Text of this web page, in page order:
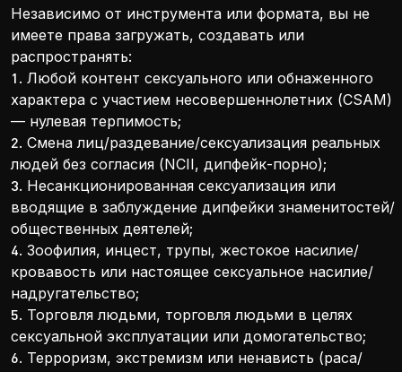
Независимо от инструмента или формата, вы не
имеете права загружать, создавать или
распространять:
1. Любой контент сексуального или обнаженного
характера с участием несовершеннолетних (CSAM)
— нулевая терпимость;
2. Смена лиц/раздевание/сексуализация реальных
людей без согласия (NCII, дипфейк-порно);
3. Несанкционированная сексуализация или
вводящие в заблуждение дипфейки знаменитостей/
общественных деятелей;
4. Зоофилия, инцест, трупы, жестокое насилие/
кровавость или настоящее сексуальное насилие/
надругательство;
5. Торговля людьми, торговля людьми в целях
сексуальной эксплуатации или домогательство;
6. Терроризм, экстремизм или ненависть (раса/